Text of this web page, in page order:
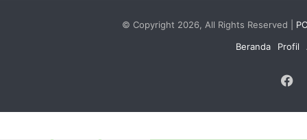
© Copyright 2026, All Rights Reserved |
Beranda
Profil